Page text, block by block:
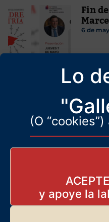
Lo
(O
Fin
6 de
18 de
un
23 de